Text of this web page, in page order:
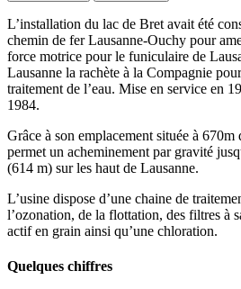
L’installation du lac de Bret avait été
chemin de fer Lausanne-Ouchy pour
force motrice pour le funiculaire de
Lausanne la rachète à la Compagnie
traitement de l’eau. Mise en service en
1984.
Grâce à son emplacement située à 670m
permet un acheminement par gravité
(614 m) sur les haut de Lausanne.
L’usine dispose d’une chaine de
l’ozonation, de la flottation, des filtres à
actif en grain ainsi qu’une chloration.
Quelques chiffres